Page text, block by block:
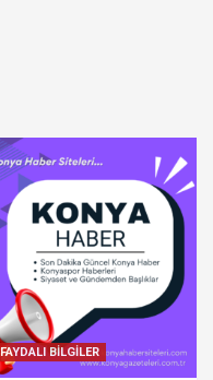
FAYDALI BİLGİLER